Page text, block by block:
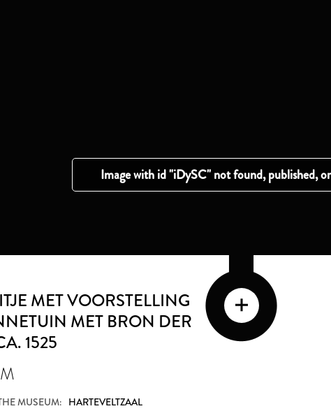
MET VOORSTELLING
MET BRON DER
1525
MUSEUM: HARTEVELTZAAL